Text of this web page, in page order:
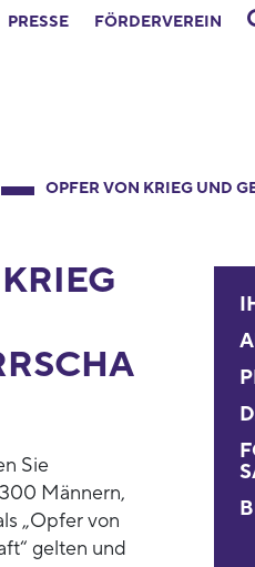
PRESSE FÖRDERVEREIN
OPFER VON KRIEG UND
Sie
Männern,
„Opfer von
gelten und